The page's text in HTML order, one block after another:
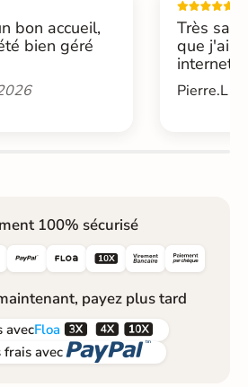
bon accueil,
bien géré
Très
que j'ai
internet....
Pierre.L -
100% sécurisé
  
payez plus tard
avecFloa  
frais avec 